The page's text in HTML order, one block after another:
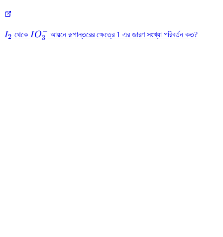
I_2
I2 থেকে IO_3^{-}
IO3
− আয়নে রূপান্তরের ক্ষেত্রে 1 এর জারণ সংখ্যা পরিবর্তন কত?